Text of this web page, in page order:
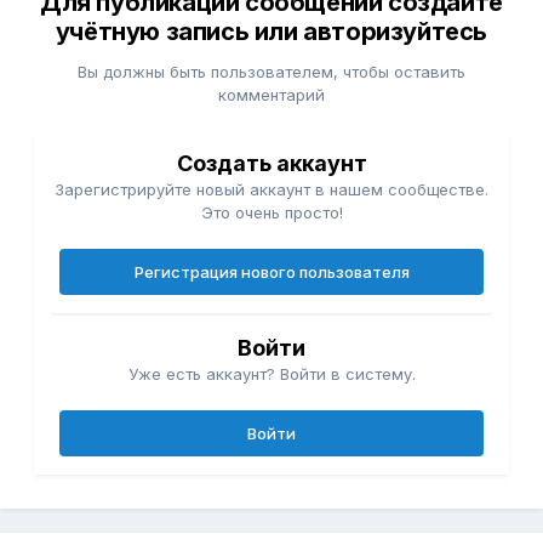
учётную запись или авторизуйтесь
Вы должны быть пользователем, чтобы оставить
комментарий
Создать аккаунт
Зарегистрируйте новый аккаунт в нашем сообществе.
Это очень просто!
Регистрация нового пользователя
Войти
Уже есть аккаунт? Войти в систему.
Войти